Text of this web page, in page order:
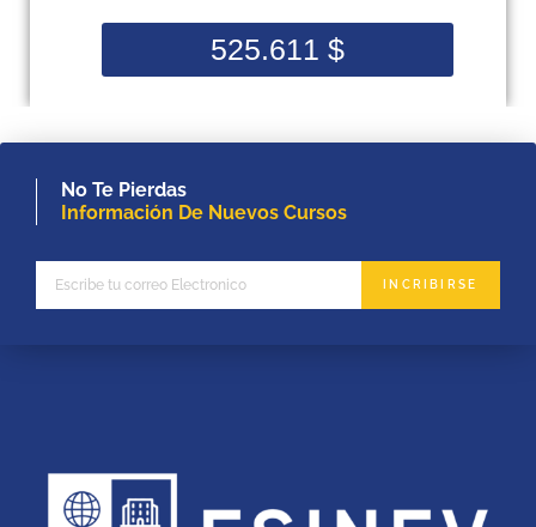
525.611 $
No Te Pierdas
Información De Nuevos Cursos
INCRIBIRSE